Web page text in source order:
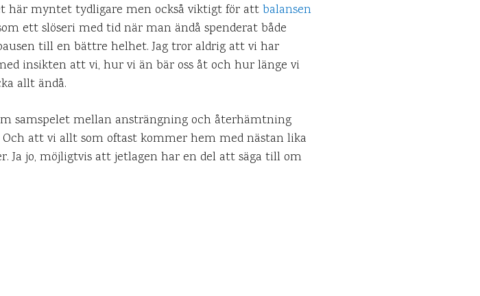
här myntet tydligare men också viktigt för attbalansen
ett slöseri med tid när man ändå spenderat både
till en bättre helhet. Jag tror aldrig att vi har
insikten att vi, hur vi än bär oss åt och hur länge vi
allt ändå.
samspelet mellan ansträngning och återhämtning
att vi allt som oftast kommer hem med nästan lika
Ja jo, möjligtvis att jetlagen har en del att säga till om